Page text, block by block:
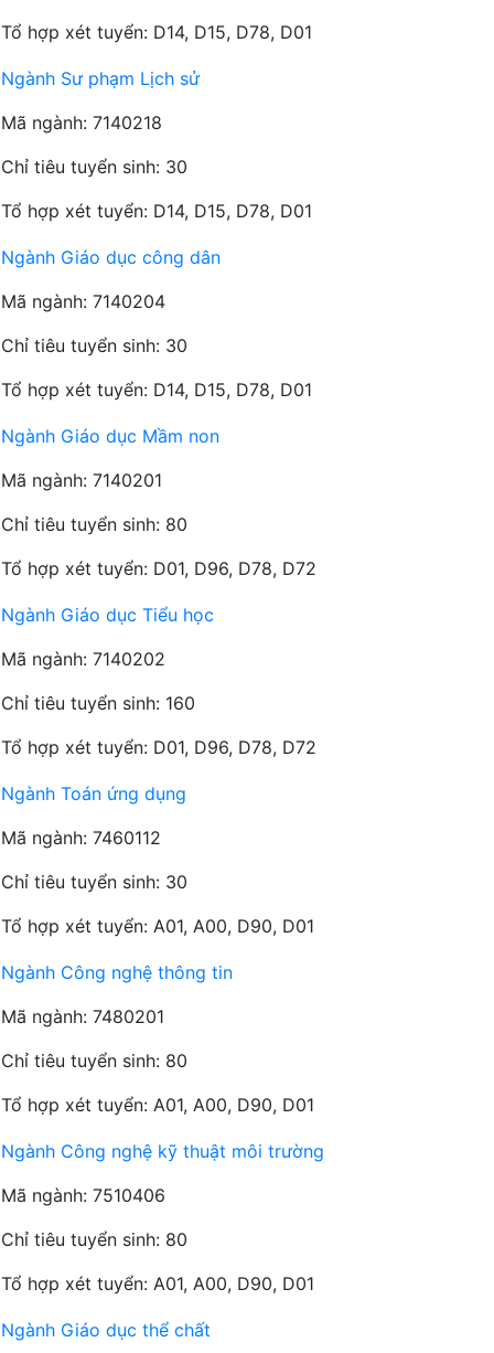
Tổ hợp xét tuyển: D14, D15, D78, D01
Ngành Sư phạm Lịch sử
Mã ngành: 7140218
Chỉ tiêu tuyển sinh: 30
Tổ hợp xét tuyển: D14, D15, D78, D01
Ngành Giáo dục công dân
Mã ngành: 7140204
Chỉ tiêu tuyển sinh: 30
Tổ hợp xét tuyển: D14, D15, D78, D01
Ngành Giáo dục Mầm non
Mã ngành: 7140201
Chỉ tiêu tuyển sinh: 80
Tổ hợp xét tuyển: D01, D96, D78, D72
Ngành Giáo dục Tiểu học
Mã ngành: 7140202
Chỉ tiêu tuyển sinh: 160
Tổ hợp xét tuyển: D01, D96, D78, D72
Ngành Toán ứng dụng
Mã ngành: 7460112
Chỉ tiêu tuyển sinh: 30
Tổ hợp xét tuyển: A01, A00, D90, D01
Ngành Công nghệ thông tin
Mã ngành: 7480201
Chỉ tiêu tuyển sinh: 80
Tổ hợp xét tuyển: A01, A00, D90, D01
Ngành Công nghệ kỹ thuật môi trường
Mã ngành: 7510406
Chỉ tiêu tuyển sinh: 80
Tổ hợp xét tuyển: A01, A00, D90, D01
Ngành Giáo dục thể chất